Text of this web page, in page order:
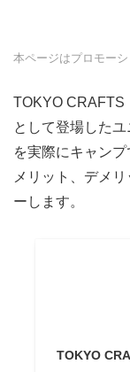
本ページはプロモー
TOKYO CRAFTS
として登場した
を実際にキャン
メリット、デメ
ーします。
TOKYO